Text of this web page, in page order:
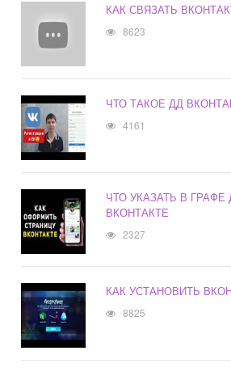
КАК СВЯЗАТЬ
8623
ЧТО ТАКОЕ ДД
4161
ЧТО УКАЗАТЬ В
ВКОНТАКТЕ
2327
КАК УСТАНОВИТЬ
8825